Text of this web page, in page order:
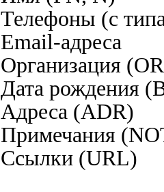
Телефоны (с
Email-адреса
Организация
Дата рождения
Адреса (ADR)
Примечания
Ссылки (URL)